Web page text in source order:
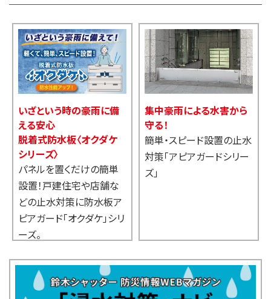
いう時の豪雨に備
防水板〈オクダケ
ズ〉
を置くだけの簡単
戸建住宅や店舗な
水対策に防水板ア
ード「オクダケ」シリ
集中豪雨による水害から
簡単・スピード設置の止水
対策「アピアガードシリー
ズ」
高さ
設置方法
ムービー